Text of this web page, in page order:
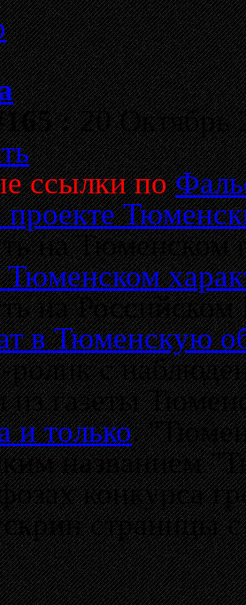
:20 Октябрь
ссылки по
проекте
на
Тюменском
на
в Тюменскую
ролик с
из газеты
и только.
названием
конкурса
страницы с